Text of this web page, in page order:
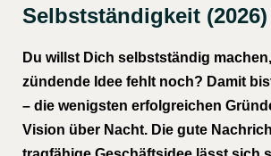
Selbstständigkeit (2026)
Du willst Dich selbstständig
zündende Idee fehlt noch? Damit
– die wenigsten erfolgreichen
Vision über Nacht. Die gute